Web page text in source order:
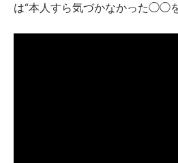
は“本人すら気づかなかった◯◯